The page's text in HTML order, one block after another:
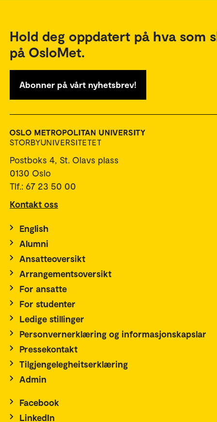
Hold deg oppdatert på hva som
på OsloMet.
Abonner på vårt nyhetsbrev!
Postboks 4, St. Olavs plass
0130 Oslo
Tlf.: 67 23 50 00
Kontakt oss
English
Alumni
Ansatteoversikt
Arrangementsoversikt
For ansatte
For studenter
Ledige stillinger
Personvernerklæring og informasjonskapslar
Pressekontakt
Tilgjengelegheitserklæring
Admin
Facebook
LinkedIn